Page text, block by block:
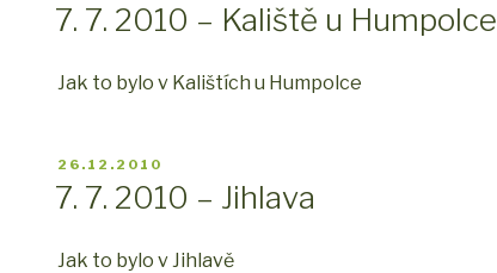
7. 7. 2010 – Kaliště u Humpolce
Jak to bylo v Kalištích u Humpolce
PUBLIKOVÁNO
26.12.2010
7. 7. 2010 – Jihlava
Jak to bylo v Jihlavě